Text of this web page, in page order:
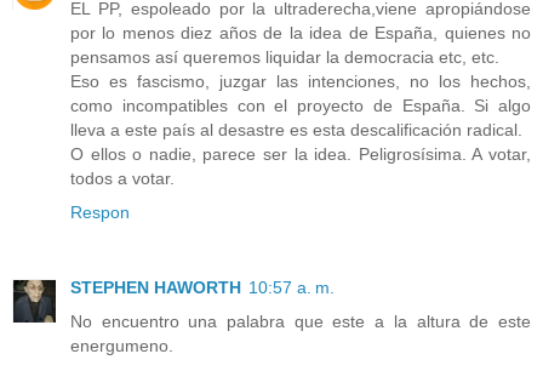
EL PP, espoleado por la ultraderecha,viene apropiándose
por lo menos diez años de la idea de España, quienes no
pensamos así queremos liquidar la democracia etc, etc.
Eso es fascismo, juzgar las intenciones, no los hechos,
como incompatibles con el proyecto de España. Si algo
lleva a este país al desastre es esta descalificación radical.
O ellos o nadie, parece ser la idea. Peligrosísima. A votar,
todos a votar.
Respon
STEPHEN HAWORTH 10:57 a. m.
No encuentro una palabra que este a la altura de este
energumeno.